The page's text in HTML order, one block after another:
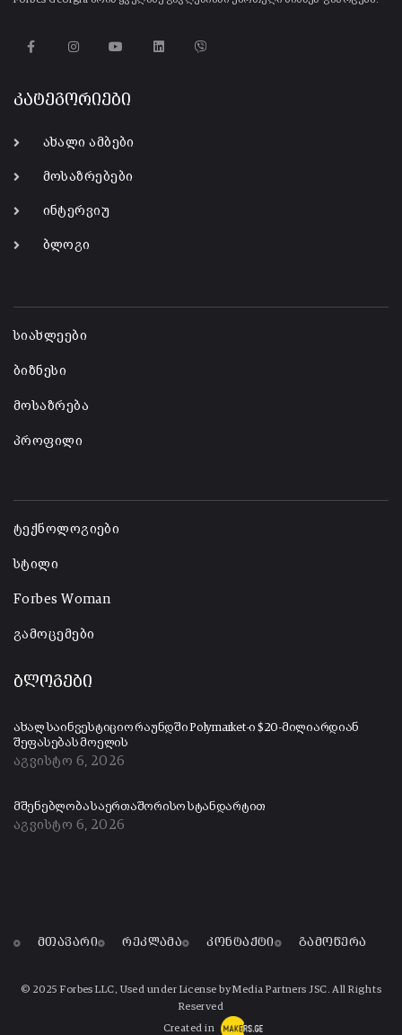
კატეგორიები
ახალი ამბები
მოსაზრებები
ინტერვიუ
ბლოგი
სიახლეები
ბიზნესი
მოსაზრება
პროფილი
ტექნოლოგიები
სტილი
Forbes Woman
გამოცემები
ბლოგები
ახალ საინვესტიციო რაუნდში Polymarket-ი $20-მილიარდიან
შეფასებას მოელის
აგვისტო 6, 2026
მშენებლობა საერთაშორისო სტანდარტით
აგვისტო 6, 2026
მთავარი რეკლამა კონტაქტი გამოწერა
© 2025 Forbes LLC, Used under License by Media Partners JSC. All Rights
Reserved
Created in